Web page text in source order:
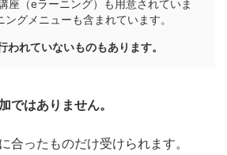
座（eラーニング）も用意されていま
グメニューも含まれています。
われていないものもあります。
ではありません。
合ったものだけ受けられます。